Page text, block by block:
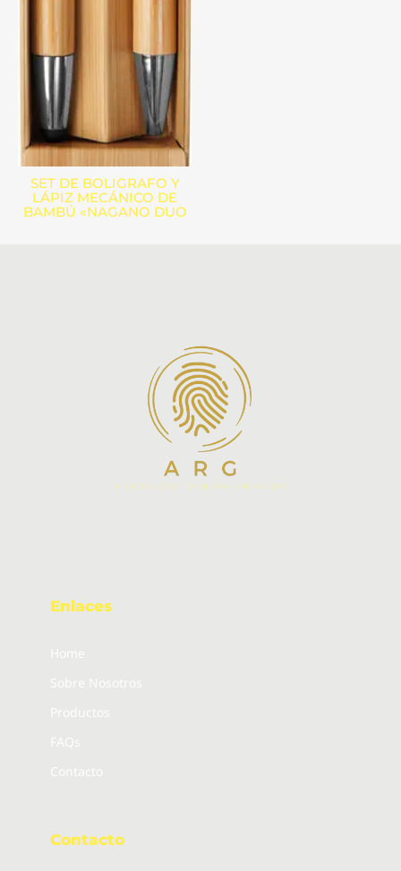
SET DE BOLIGRAFO Y
LÁPIZ MECÁNICO DE
BAMBÚ «NAGANO DUO
Enlaces
Home
Sobre Nosotros
Productos
FAQs
Contacto
Contacto